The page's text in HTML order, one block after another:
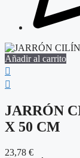
Añadir al carrito
JARRÓN
X 50 CM
23,78 €